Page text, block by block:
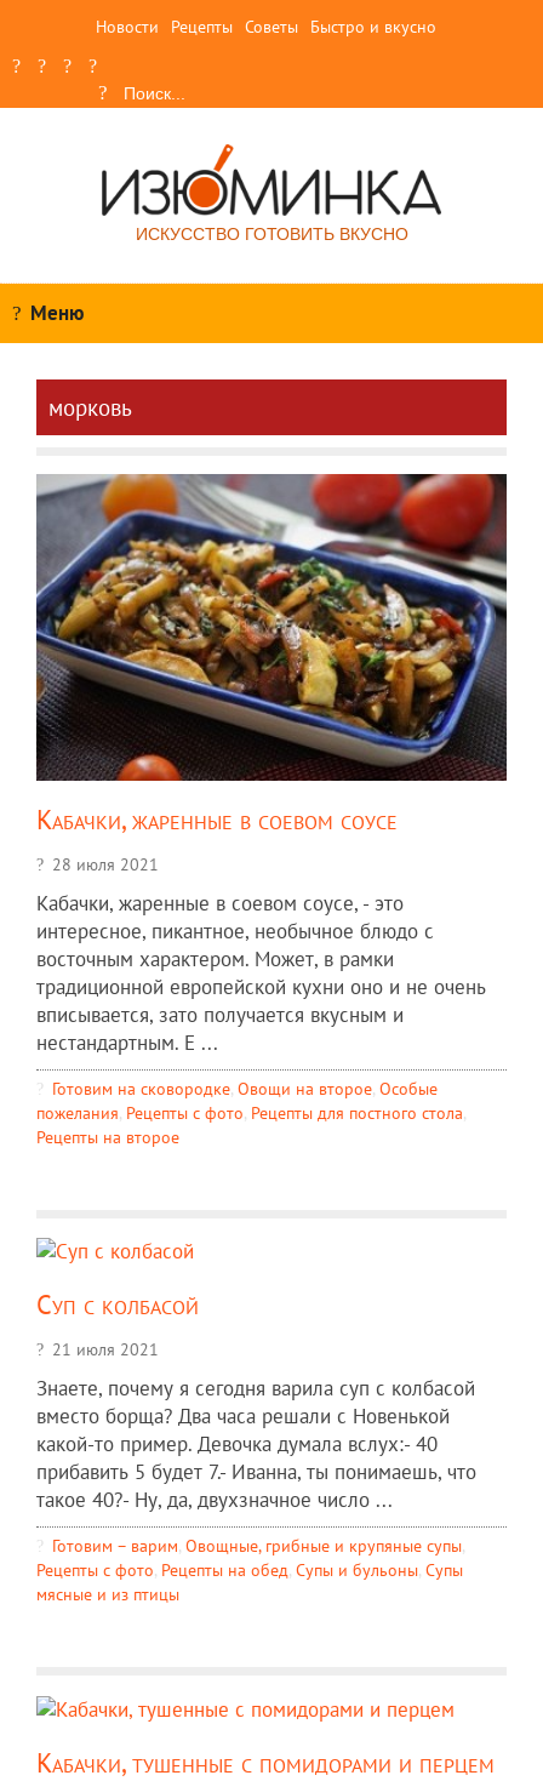
Новости Рецепты Советы Быстро и вкусно
ИСКУССТВО ГОТОВИТЬ ВКУСНО
Меню
морковь
Кабачки, жаренные в соевом соусе
28 июля 2021
Кабачки, жаренные в соевом соусе, - это
интересное, пикантное, необычное блюдо с
восточным характером. Может, в рамки
традиционной европейской кухни оно и не очень
вписывается, зато получается вкусным и
нестандартным. Е ...
Готовим на сковородке, Овощи на второе, Особые
пожелания, Рецепты c фото, Рецепты для постного стола,
Рецепты на второе
Суп с колбасой
21 июля 2021
Знаете, почему я сегодня варила суп с колбасой
вместо борща? Два часа решали с Новенькой
какой-то пример. Девочка думала вслух:- 40
прибавить 5 будет 7.- Иванна, ты понимаешь, что
такое 40?- Ну, да, двухзначное число ...
Готовим – варим, Овощные, грибные и крупяные супы,
Рецепты c фото, Рецепты на обед, Супы и бульоны, Супы
мясные и из птицы
Кабачки, тушенные с помидорами и перцем